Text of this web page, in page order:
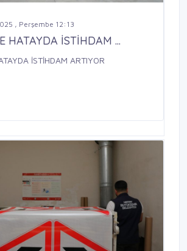
, Perşembe 12:13
HATAYDA İSTİHDAM ...
İSTİHDAM ARTIYOR